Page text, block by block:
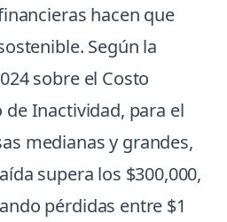
hacen que
Según la
sobre el Costo
Inactividad, para el
medianas y grandes,
supera los $300,000,
pérdidas entre $1